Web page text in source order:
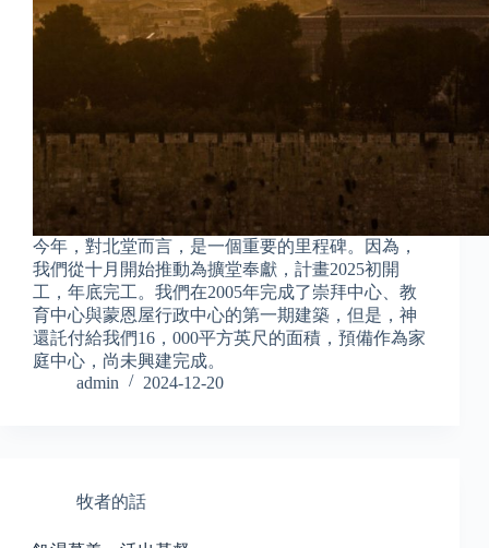
今年，對北堂而言，是一個重要的里程碑。因為，
我們從十月開始推動為擴堂奉獻，計畫2025初開
工，年底完工。我們在2005年完成了崇拜中心、教
育中心與蒙恩屋行政中心的第一期建築，但是，神
還託付給我們16，000平方英尺的面積，預備作為家
庭中心，尚未興建完成。
admin
2024-12-20
牧者的話